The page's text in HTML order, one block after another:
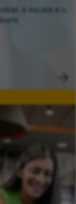
a escala e o